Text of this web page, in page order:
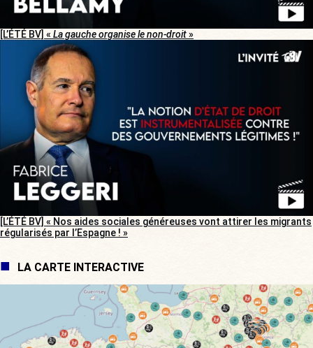
[L’ÉTÉ BV] « La gauche organise le non-droit»
[L’ÉTÉ BV] « Nos aides sociales généreuses vont attirer les migrants
régularisés par l’Espagne ! »
LA CARTE INTERACTIVE